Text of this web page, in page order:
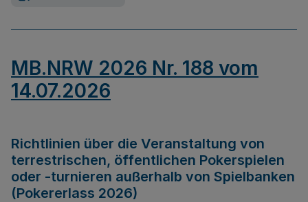
MB.NRW 2026 Nr. 188 vom
14.07.2026
Richtlinien über die Veranstaltung von
terrestrischen, öffentlichen Pokerspielen
oder -turnieren außerhalb von Spielbanken
(Pokererlass 2026)